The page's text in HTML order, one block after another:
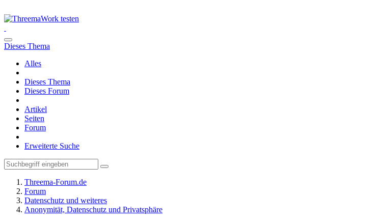
Dieses Thema
Alles
Dieses Thema
Dieses Forum
Artikel
Seiten
Forum
Erweiterte Suche
Threema-Forum.de
Forum
Datenschutz und weiteres
Anonymität, Datenschutz und Privatsphäre